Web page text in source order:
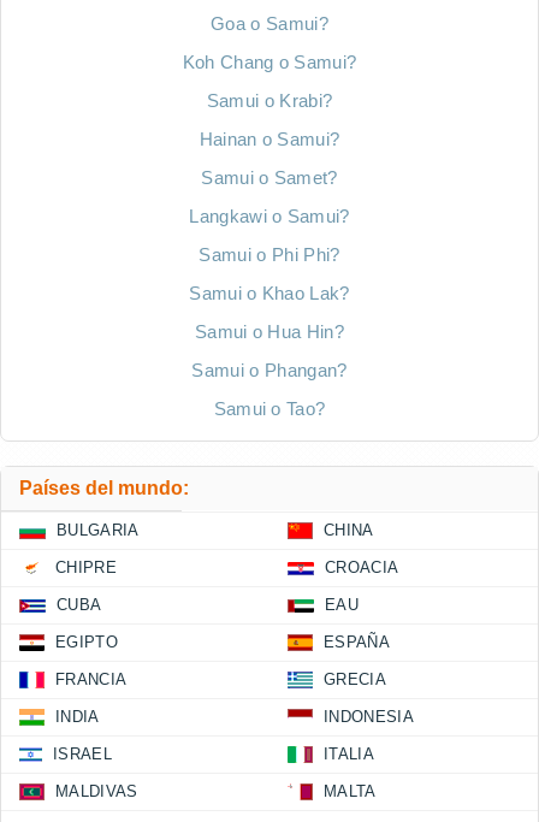
Goa o Samui?
Koh Chang o Samui?
Samui o Krabi?
Hainan o Samui?
Samui o Samet?
Langkawi o Samui?
Samui o Phi Phi?
Samui o Khao Lak?
Samui o Hua Hin?
Samui o Phangan?
Samui o Tao?
Países del mundo:
BULGARIA CHINA
CHIPRE CROACIA
CUBA EAU
EGIPTO ESPAÑA
FRANCIA GRECIA
INDIA INDONESIA
ISRAEL ITALIA
MALDIVAS MALTA